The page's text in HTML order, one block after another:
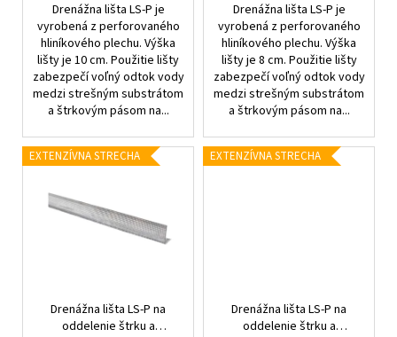
Drenážna lišta LS-P je
vyrobená z perforovaného
hliníkového plechu. Výška
lišty je 10 cm. Použitie lišty
zabezpečí voľný odtok vody
medzi strešným substrátom
a štrkovým pásom na...
Drenážna lišta LS-P je
vyrobená z perforovaného
hliníkového plechu. Výška
lišty je 8 cm. Použitie lišty
zabezpečí voľný odtok vody
medzi strešným substrátom
a štrkovým pásom na...
EXTENZÍVNA STRECHA
Drenážna lišta LS-P na
oddelenie štrku a
EXTENZÍVNA STRECHA
Drenážna lišta LS-P na
oddelenie štrku a